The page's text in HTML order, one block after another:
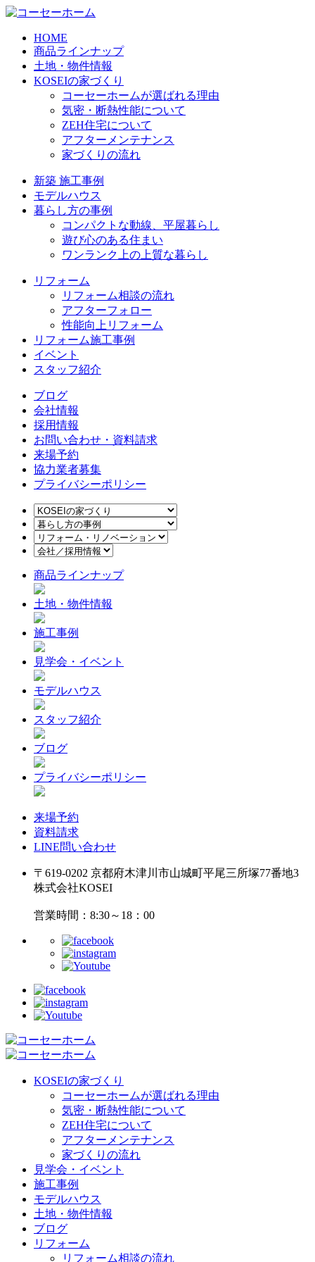
HOME
商品ラインナップ
土地・物件情報
KOSEIの家づくり
コーセーホームが選ばれる理由
気密・断熱性能について
ZEH住宅について
アフターメンテナンス
家づくりの流れ
新築 施工事例
モデルハウス
暮らし方の事例
コンパクトな動線、平屋暮らし
遊び心のある住まい
ワンランク上の上質な暮らし
リフォーム
リフォーム相談の流れ
アフターフォロー
性能向上リフォーム
リフォーム施工事例
イベント
スタッフ紹介
ブログ
会社情報
採用情報
お問い合わせ・資料請求
来場予約
協力業者募集
プライバシーポリシー
商品ラインナップ
土地・物件情報
施工事例
見学会・イベント
モデルハウス
スタッフ紹介
ブログ
プライバシーポリシー
来場予約
資料請求
LINE問い合わせ
〒619-0202 京都府木津川市山城町平尾三所塚77番地3
株式会社KOSEI
営業時間：8:30～18：00
KOSEIの家づくり
コーセーホームが選ばれる理由
気密・断熱性能について
ZEH住宅について
アフターメンテナンス
家づくりの流れ
見学会・イベント
施工事例
モデルハウス
土地・物件情報
ブログ
リフォーム
リフォーム相談の流れ